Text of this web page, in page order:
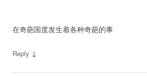
在奇葩国度发生着各种奇葩的事
Reply ↓